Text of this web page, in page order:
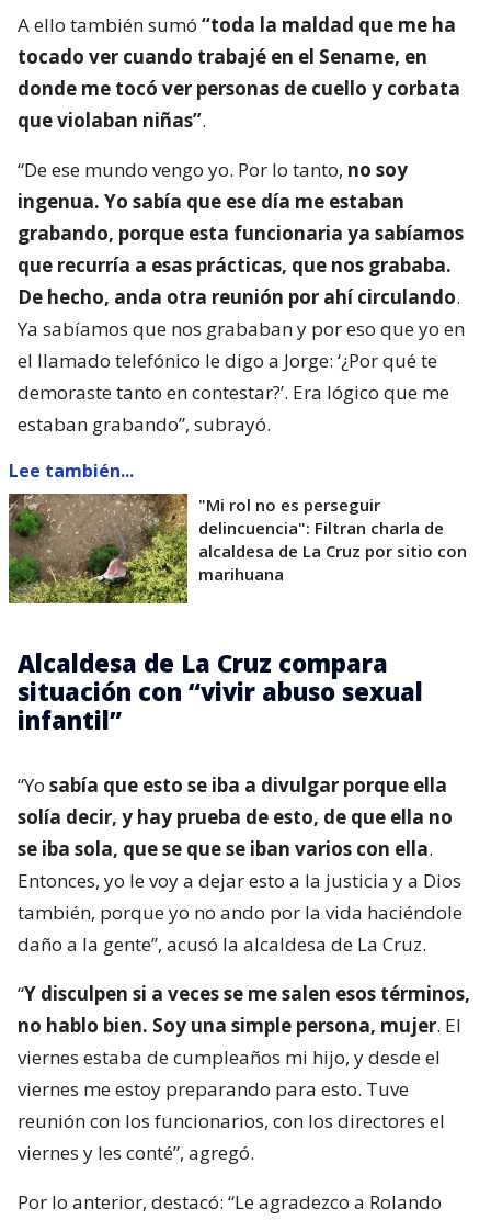
A ello también sumó “toda la maldad que me ha
tocado ver cuando trabajé en el Sename, en
donde me tocó ver personas de cuello y corbata
que violaban niñas”.
“De ese mundo vengo yo. Por lo tanto, no soy
ingenua. Yo sabía que ese día me estaban
grabando, porque esta funcionaria ya sabíamos
que recurría a esas prácticas, que nos grababa.
De hecho, anda otra reunión por ahí circulando.
Ya sabíamos que nos grababan y por eso que yo en
el llamado telefónico le digo a Jorge: ‘¿Por qué te
demoraste tanto en contestar?’. Era lógico que me
estaban grabando”, subrayó.
Lee también...
"Mi rol no es perseguir
delincuencia": Filtran charla de
alcaldesa de La Cruz por sitio con
marihuana
Alcaldesa de La Cruz compara
situación con “vivir abuso sexual
infantil”
“Yo sabía que esto se iba a divulgar porque ella
solía decir, y hay prueba de esto, de que ella no
se iba sola, que se que se iban varios con ella.
Entonces, yo le voy a dejar esto a la justicia y a Dios
también, porque yo no ando por la vida haciéndole
daño a la gente”, acusó la alcaldesa de La Cruz.
“Y disculpen si a veces se me salen esos términos,
no hablo bien. Soy una simple persona, mujer. El
viernes estaba de cumpleaños mi hijo, y desde el
viernes me estoy preparando para esto. Tuve
reunión con los funcionarios, con los directores el
viernes y les conté”, agregó.
Por lo anterior, destacó: “Le agradezco a Rolando